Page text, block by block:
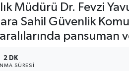
Müdürü Dr. Fevzi
Sahil Güvenlik
pansuman
2 DK
SÜRESI